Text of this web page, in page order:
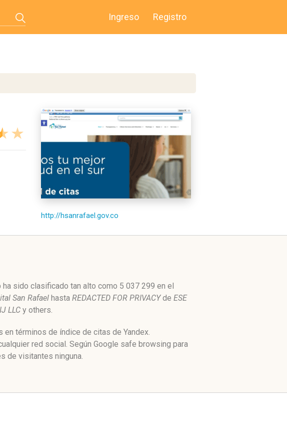
Ingreso Registro
http://hsanrafael.gov.co
sido clasificado tan alto como 5 037 299 en el
San Rafael hasta REDACTED FOR PRIVACYde ESE
LLC y others.
términos de índice de citas de Yandex.
red social. Según Google safe browsing para
de visitantes ninguna.